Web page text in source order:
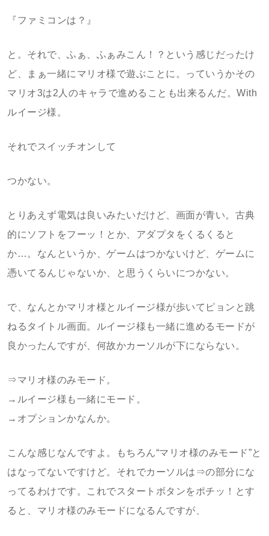
『ファミコンは？』
と。それで、ふぁ、ふぁみこん！？という感じだったけ
ど、まぁ一緒にマリオ様で遊ぶことに。っていうかその
マリオ3は2人のキャラで進めることも出来るんだ。With
ルイージ様。
それでスイッチオンして
つかない。
とりあえず電気は良いみたいだけど、画面が青い。古典
的にソフトをフーッ！とか、アダプタをくるくると
か…。なんというか、ゲームはつかないけど、ゲームに
憑いてるんじゃないか、と思うくらいにつかない。
で、なんとかマリオ様とルイージ様が歩いてピョンと跳
ねるタイトル画面。ルイージ様も一緒に進めるモードが
良かったんですが、何故かカーソルが下にならない。
⇒マリオ様のみモード。
→ルイージ様も一緒にモード。
→オプションかなんか。
こんな感じなんですよ。もちろん“マリオ様のみモード”と
はなってないですけど。それでカーソルは⇒の部分にな
ってるわけです。これでスタートボタンをポチッ！とす
ると、マリオ様のみモードになるんですが、